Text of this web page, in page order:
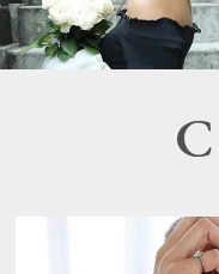
News
Blog
C